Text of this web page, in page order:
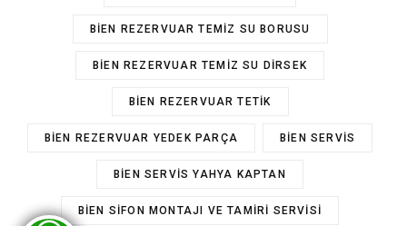
BIEN REZERVUAR TEMIZ SU BORUSU
BIEN REZERVUAR TEMIZ SU DIRSEK
BIEN REZERVUAR TETIK
BIEN REZERVUAR YEDEK PARÇA BIEN SERVIS
BIEN SERVIS YAHYA KAPTAN
BIEN SIFON MONTAJI VE TAMIRI SERVISI